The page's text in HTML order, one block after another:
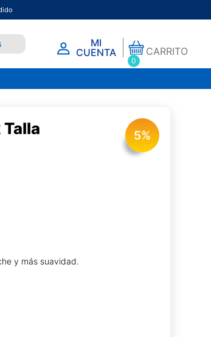
MI
CUENTA
0
CARRITO
5%
y más suavidad.